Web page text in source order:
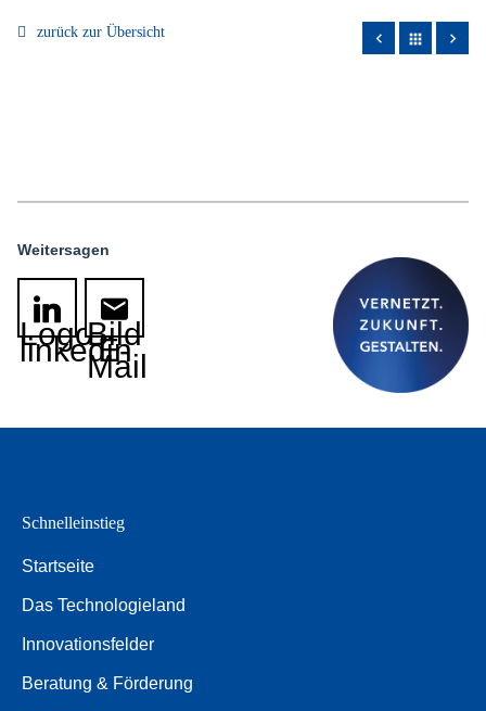
zurück zur Übersicht apps
Weitersagen
Logo
linkedin
Bild
E-
Mail
Schnelleinstieg
Startseite
Das Technologieland
Innovationsfelder
Beratung & Förderung